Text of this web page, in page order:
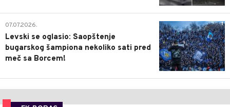
1
07.07.2026.
Levski se oglasio: Saopštenje
bugarskog šampiona nekoliko sati pred
meč sa Borcem!